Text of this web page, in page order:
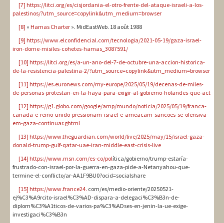
[7] https://litci.org/es/cisjordania-el-otro-frente-del-ataque-israeli-a-los-
palestinos/?utm_source=copylink&utm_medium=browser
[8] « Hamas Charter ». MidEastWeb. 18 août 1988
[9] https://www.elconfidencial.com/tecnologia/2021-05-19/gaza-israel-
iron-dome-misiles-cohetes-hamas_3087591/
[10] https://litci.org/es/a-un-ano-del-7-de-octubre-una-accion-historica-
de-la-resistencia-palestina-2/?utm_source=copylink&utm_medium=browser
[11] https://es.euronews.com/my-europe/2025/05/19/decenas-de-miles-
de-personas-protestan-en-la-haya-para-exigir-al-gobierno-holandes-que-act
[12] https://g1.globo.com/google/amp/mundo/noticia/2025/05/19/franca-
canada-e-reino-unido-pressionam-israel-e-ameacam-sancoes-se-ofensiva-
em-gaza-continuar.ghtml
[13] https://www.theguardian.com/world/live/2025/may/15/israel-gaza-
donald-trump-gulf-qatar-uae-iran-middle-east-crisis-live
[14] https://www.msn.com/es-co/política/gobierno/trump-estaría-
frustrado-con-israel-por-la-guerra-en-gaza-pide-a-Netanyahou-que-
termine-el-conflicto/ar-AA1F9BU0?ocid=socialshare
[15] https://www.france24. com/es/medio-oriente/20250521-
ej%C3%A9rcito-israel%C3%AD-dispara-a-delegaci%C3%B3n-de-
diplom%C3%A1ticos-de-varios-pa%C3%ADses-en-jenin-la-ue-exige-
investigaci%C3%B3n